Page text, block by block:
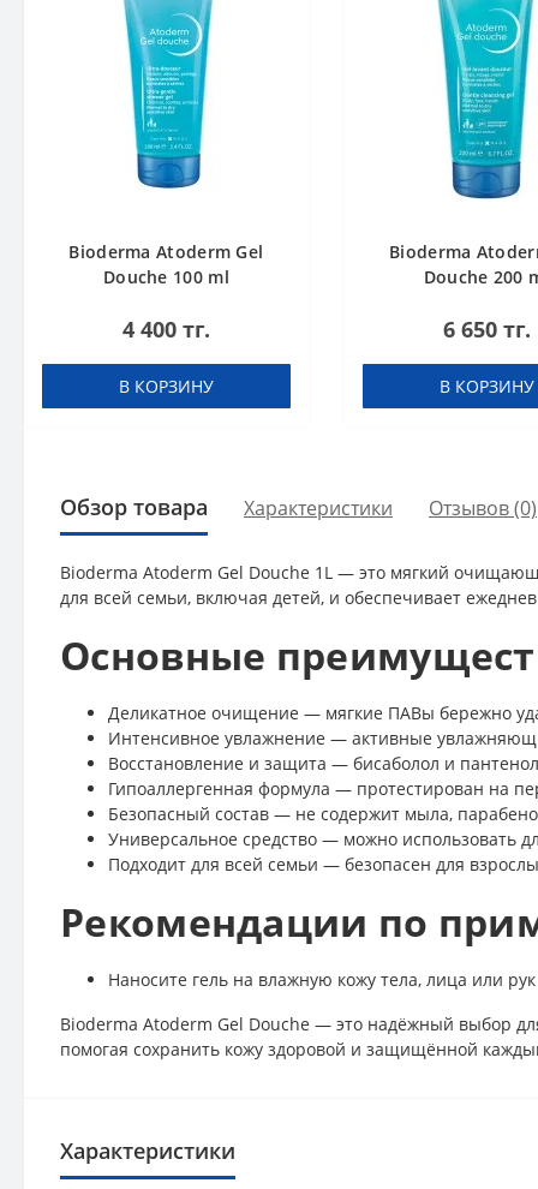
Bioderma Atoderm Gel
Douche 100 ml
4 400 тг.
В КОРЗИНУ
Bioderma
Douche 200
6 650 тг.
В КОРЗИНУ
Обзор товара Характеристики Отзывов (0)
Bioderma Atoderm Gel Douche 1L — это мягкий
для всей семьи, включая детей, и обеспечивает
Основные
Деликатное очищение — мягкие ПАВы бережно
Интенсивное увлажнение — активные
Восстановление и защита — бисаболол и
Гипоаллергенная формула — протестирован на
Безопасный состав — не содержит мыла,
Универсальное средство — можно использовать
Подходит для всей семьи — безопасен для
Рекомендации по
Наносите гель на влажную кожу тела, лица или
Bioderma Atoderm Gel Douche — это надёжный выбор
помогая сохранить кожу здоровой и защищённой
Характеристики